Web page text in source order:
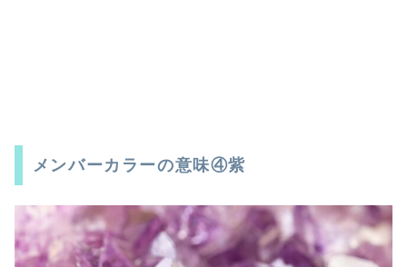
メンバーカラーの意味④紫